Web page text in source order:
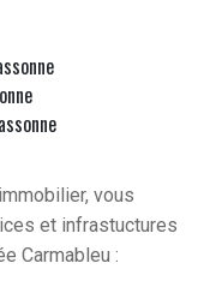
vous
et infrastuctures
Carmableu :